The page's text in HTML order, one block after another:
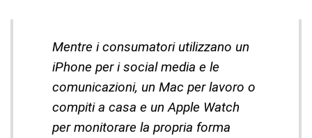
Mentre i consumatori utilizzano un
iPhone per i social media e le
comunicazioni, un Mac per lavoro o
compiti a casa e un Apple Watch
per monitorare la propria forma